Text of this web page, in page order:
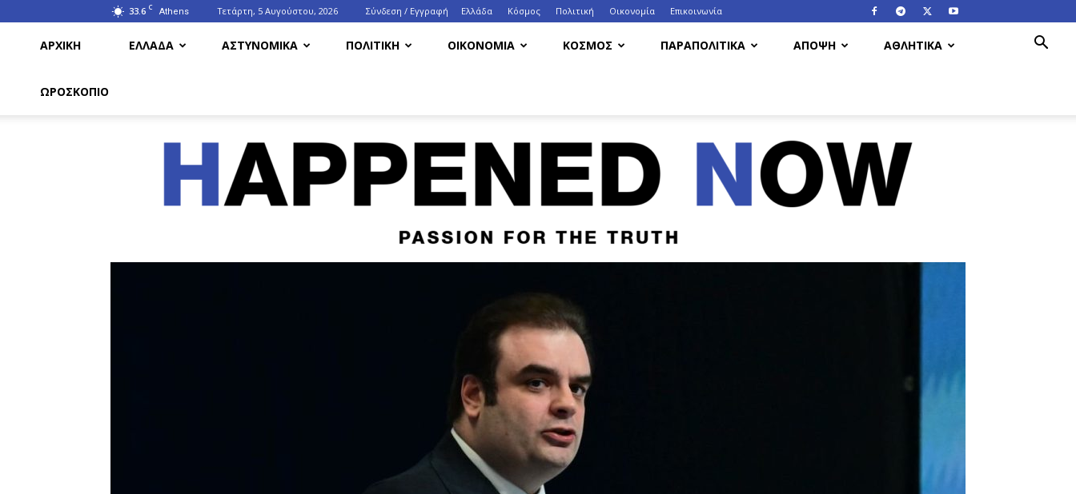
33.6 C Athens Τετάρτη, 5 Αυγούστου, 2026 Σύνδεση / Εγγραφή Ελλάδα Κόσμος Πολιτική Οικονομία Eπικοινωνία
ΑΡΧΙΚΗ ΕΛΛΑΔΑ ΑΣΤΥΝΟΜΙΚΑ ΠΟΛΙΤΙΚΗ ΟΙΚΟΝΟΜΙΑ ΚΟΣΜΟΣ ΠΑΡΑΠΟΛΙΤΙΚΑ ΑΠΟΨΗ ΑΘΛΗΤΙΚΑ
ΩΡΟΣΚΟΠΙΟ
HappenedNow.gr